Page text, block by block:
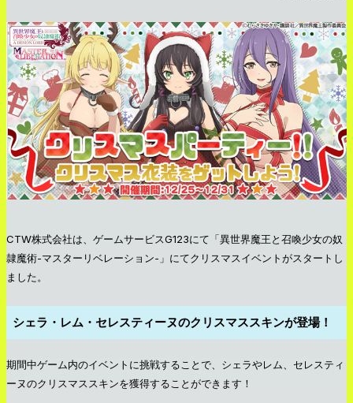
CTW株式会社は、ゲームサービスG123にて「異世界魔王と召喚少女の奴
隷魔術-マスターリベレーション-」にてクリスマスイベントがスタートし
ました。
シェラ・レム・セレスティーヌのクリスマススキンが登場！
期間中ゲーム内のイベントに挑戦することで、シェラやレム、セレスティ
ーヌのクリスマススキンを獲得することができます！